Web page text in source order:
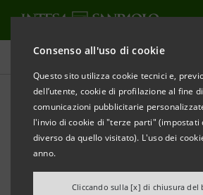
Consenso all'uso di cookie
Questo sito utilizza cookie tecnici e,
dell’utente, cookie di profilazione al fine
comunicazioni pubblicitarie
l'invio di cookie di "terze parti" (impostati
diverso da quello visitato). L'uso dei
anno.
Cliccando sulla [x] di chiusura del
Comunicati stampa
STAMPA AGGIORNA
COMUNICATO STAMPA
NUOVO ACCORDO TRA
LOMBARDE